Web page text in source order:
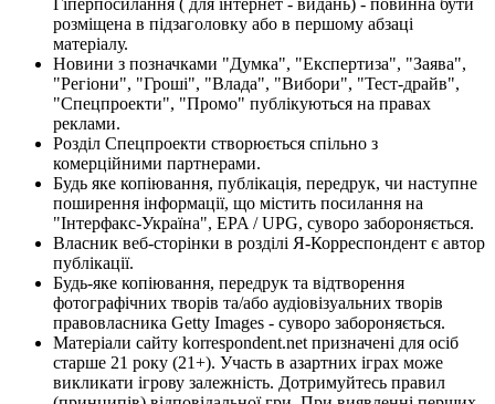
розміщена в підзаголовку або в першому абзаці
матеріалу.
Новини з позначками "Думка", "Експертиза", "Заява",
"Регіони", "Гроші", "Влада", "Вибори", "Тест-драйв",
"Спецпроекти", "Промо" публікуються на правах
реклами.
Розділ Спецпроекти створюється спільно з
комерційними партнерами.
Будь яке копіювання, публікація, передрук, чи наступне
поширення інформації, що містить посилання на
"Інтерфакс-Україна", EPA / UPG, суворо забороняється.
Власник веб-сторінки в розділі Я-Корреспондент є автор
публікації.
Будь-яке копіювання, передрук та відтворення
фотографічних творів та/або аудіовізуальних творів
правовласника Getty Images - суворо забороняється.
Матеріали сайту korrespondent.net призначені для осіб
старше 21 року (21+). Участь в азартних іграх може
викликати ігрову залежність. Дотримуйтесь правил